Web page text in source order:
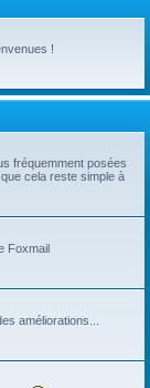
!
fréquemment posées
cela reste simple à
Foxmail
améliorations...